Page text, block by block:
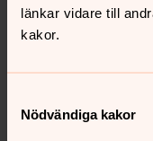
länkar vidare till
kakor.
Nödvändiga kakor
Vi bjuder på ett
för våren 2026.